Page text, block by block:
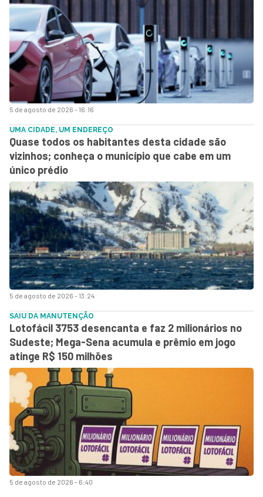
5 de agosto de 2026 - 16:16
5 de agosto de 2026 - 13:24
UMA CIDADE, UM ENDEREÇO
Quase todos os habitantes desta cidade são
vizinhos; conheça o município que cabe em um
único prédio
5 de agosto de 2026 - 6:40
SAIU DA MANUTENÇÃO
Lotofácil 3753 desencanta e faz 2 milionários no
Sudeste; Mega-Sena acumula e prêmio em jogo
atinge R$ 150 milhões